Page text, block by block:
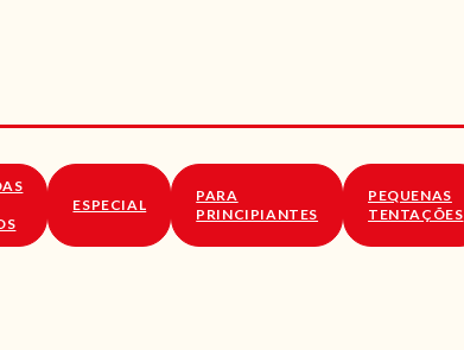
ESPECIAL
PARA
PRINCIPIANTES
PEQUENAS
TENTAÇÕES